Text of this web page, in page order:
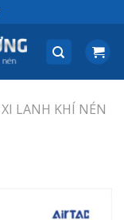
XI LANH KHÍ NÉN